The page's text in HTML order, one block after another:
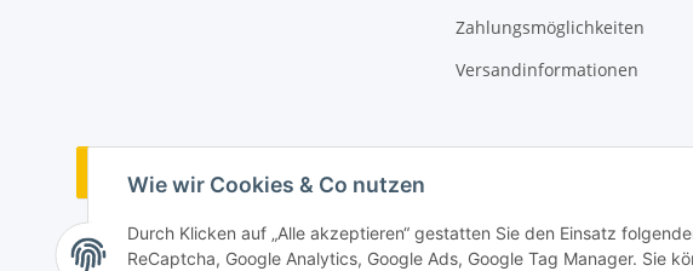
Wie wir Cookies & Co nutzen
Durch Klicken auf „Alle akzeptieren“ gestatten Sie den Einsatz
ReCaptcha, Google Analytics, Google Ads, Google Tag Manager. Sie
Zahlungsmöglichkeiten
Versandinformationen
Vertrag widerrufen